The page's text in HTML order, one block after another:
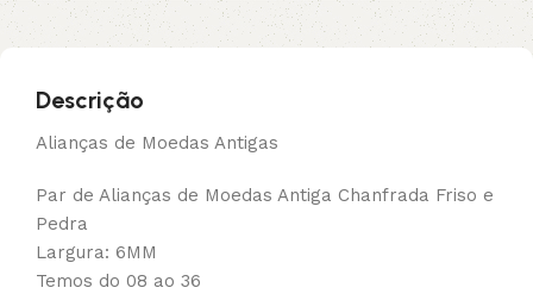
Descrição
Alianças de Moedas Antigas
Par de Alianças de Moedas Antiga Chanfrada Friso e
Pedra
Largura: 6MM
Temos do 08 ao 36